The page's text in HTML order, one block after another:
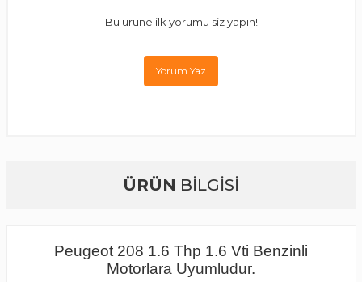
Bu ürüne ilk yorumu siz yapın!
Yorum Yaz
ÜRÜN BİLGİSİ
Peugeot 208 1.6 Thp 1.6 Vti Benzinli
Motorlara Uyumludur.